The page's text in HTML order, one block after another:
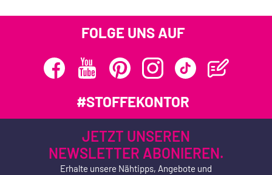
FOLGE UNS AUF
#STOFFEKONTOR
JETZT UNSEREN
NEWSLETTER ABONIEREN.
Erhalte unsere Nähtipps, Angebote und